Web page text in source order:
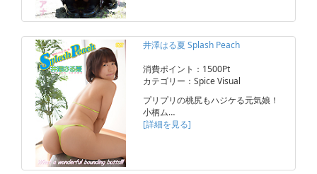
井澤はる夏 Splash Peach
消費ポイント：1500Pt
カテゴリー：Spice Visual
プリプリの桃尻もハジケる元気娘！
小柄ム…
[詳細を見る]